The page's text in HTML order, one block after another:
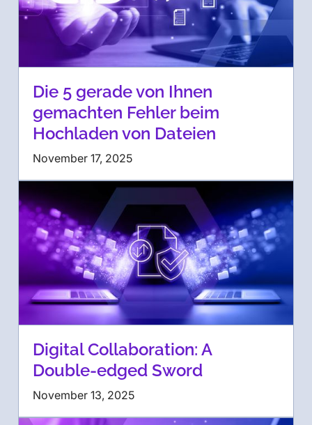
Die 5 gerade von Ihnen
gemachten Fehler beim
Hochladen von Dateien
November 17, 2025
Digital Collaboration: A
Double-edged Sword
November 13, 2025